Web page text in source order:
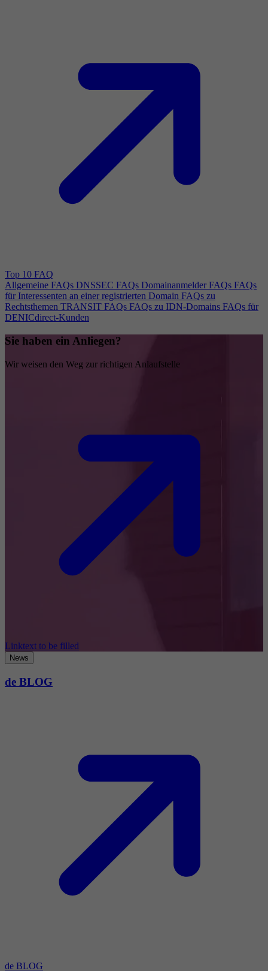
Top 10 FAQ
Allgemeine FAQs DNSSEC FAQs Domainanmelder FAQs FAQs
für Interessenten an einer registrierten Domain FAQs zu
Rechtsthemen TRANSIT FAQs FAQs zu IDN-Domains FAQs für
DENICdirect-Kunden
Sie haben ein Anliegen?
Wir weisen den Weg zur richtigen Anlaufstelle
Linktext to be filled
News
de BLOG
de BLOG